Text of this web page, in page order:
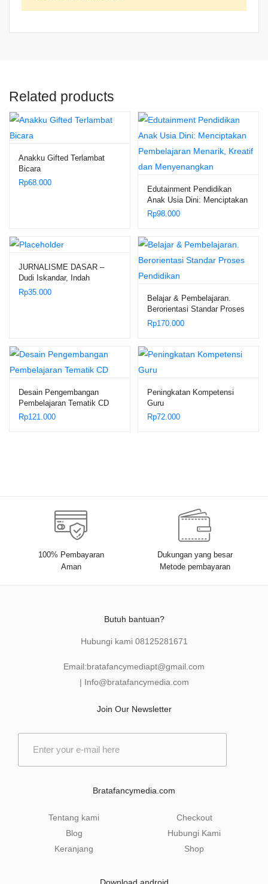
Related products
Anakku Gifted Terlambat
Bicara
Rp68.000
Edutainment Pendidikan
Anak Usia Dini: Menciptakan
Pembelajaran Menarik,
Rp98.000
JURNALISME DASAR –
Dudi Iskandar, Indah
Suryawati, Liliyana
Rp35.000
Belajar & Pembelajaran.
Berorientasi Standar Proses
Pendidikan
Rp170.000
Desain Pengembangan
Pembelajaran Tematik CD
Rp121.000
Peningkatan Kompetensi
Guru
Rp72.000
100% Pembayaran
Aman
Dukungan yang besar
Metode pembayaran
Butuh bantuan?
Hubungi kami 08125281671
Email:bratafancymediapt@gmail.com
| Info@bratafancymedia.com
Join Our Newsletter
Bratafancymedia.com
Tentang kami
Blog
Keranjang
Checkout
Hubungi Kami
Shop